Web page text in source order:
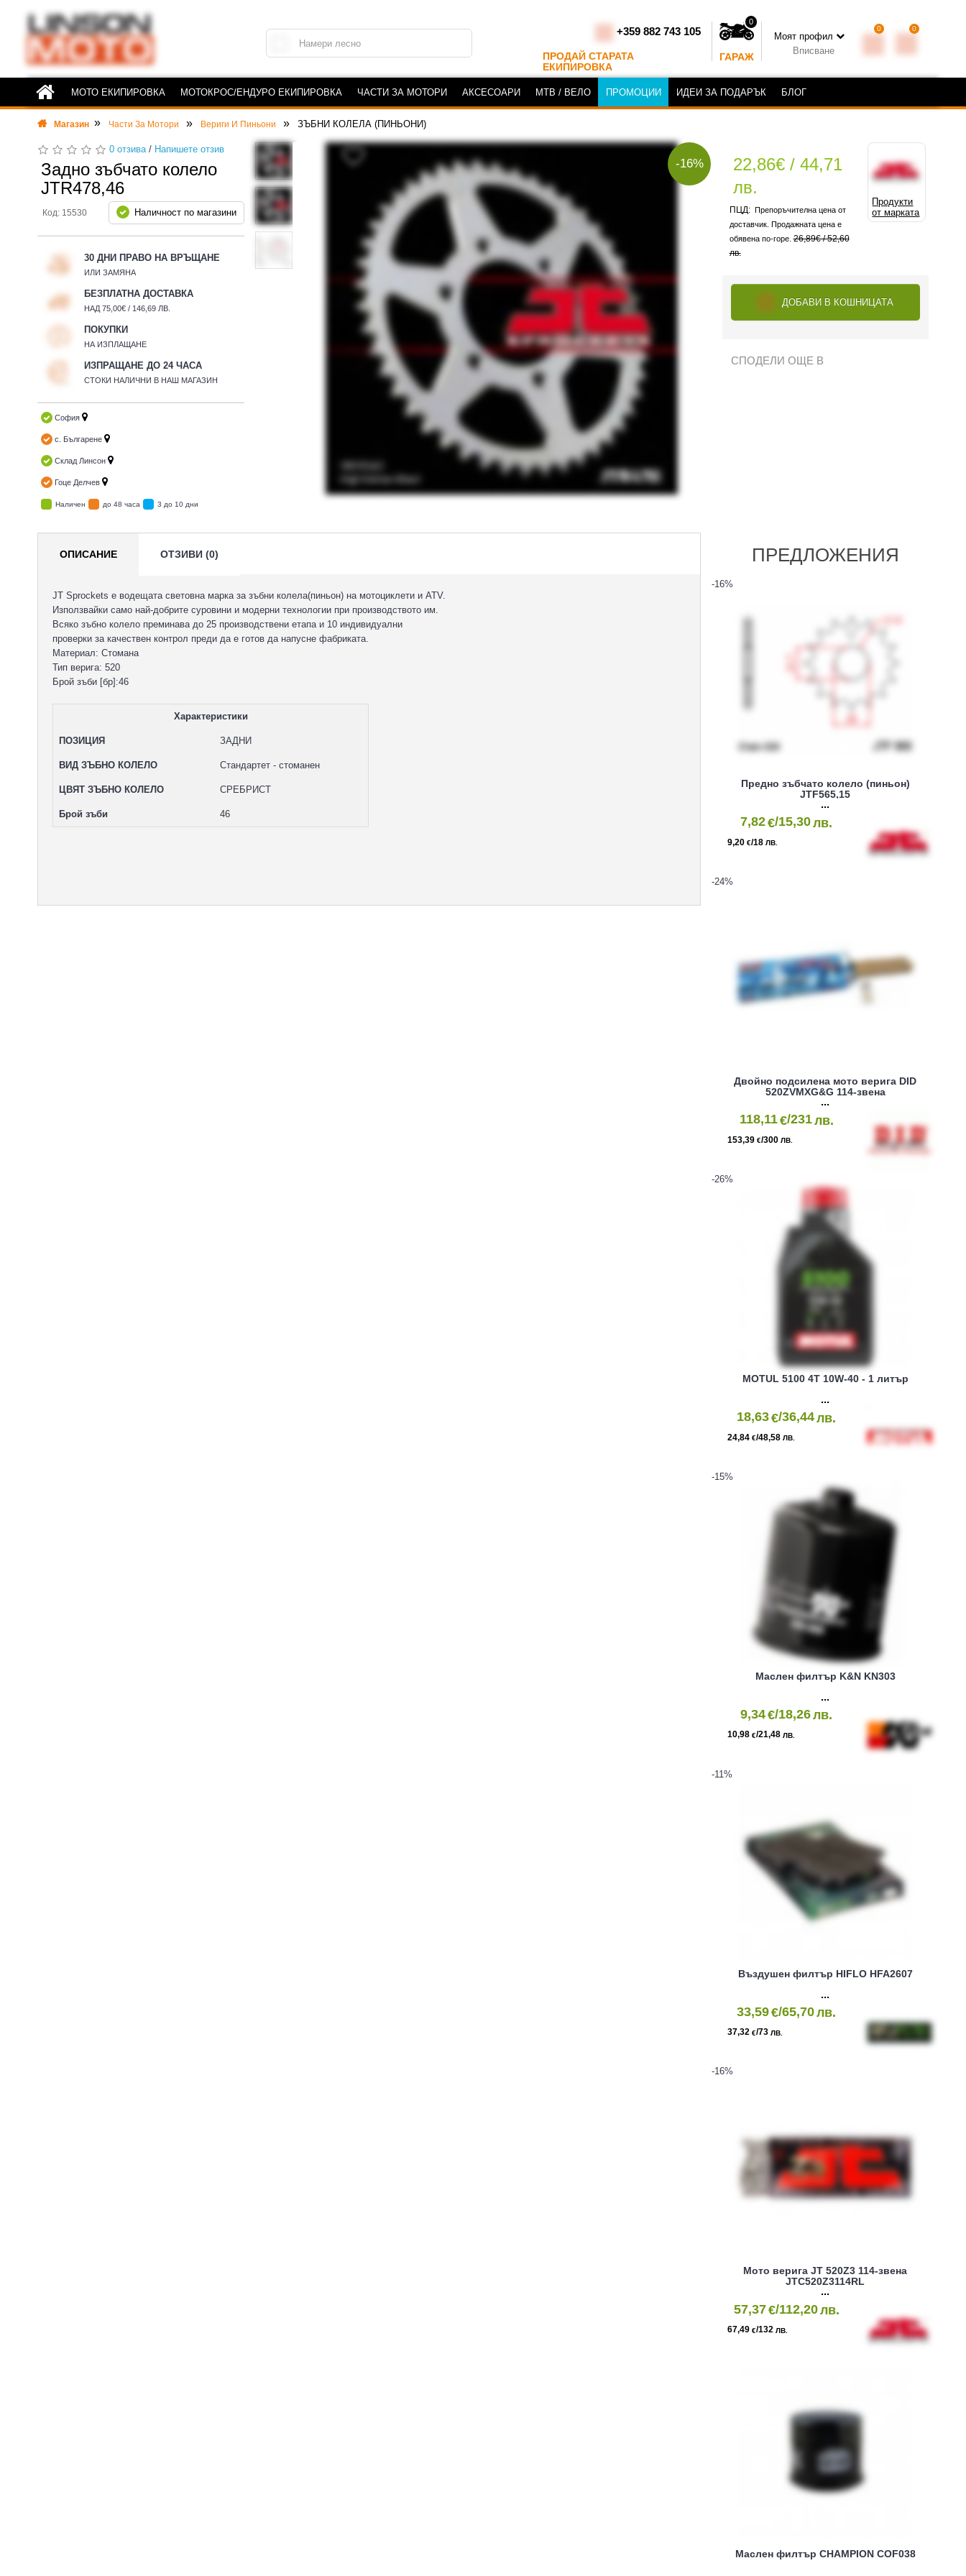
+359 882 743 105
ПРОДАЙ СТАРАТА
ЕКИПИРОВКА
0
ГАРАЖ
Моят профил
Вписване
0 0
МОТО ЕКИПИРОВКА МОТОКРОС/ЕНДУРО ЕКИПИРОВКА ЧАСТИ ЗА МОТОРИ АКСЕСОАРИ MTB / ВЕЛО ПРОМОЦИИ ИДЕИ ЗА ПОДАРЪК БЛОГ
Магазин Части За Мотори Вериги И Пиньони ЗЪБНИ КОЛЕЛА (ПИНЬОНИ)
0 отзива/ Напишете отзив
Задно зъбчато колело
JTR478,46
Код: 15530 Наличност по магазини
30 ДНИ ПРАВО НА ВРЪЩАНЕ
ИЛИ ЗАМЯНА
БЕЗПЛАТНА ДОСТАВКА
НАД 75,00€ / 146,69 ЛВ.
ПОКУПКИ
НА ИЗПЛАЩАНЕ
ИЗПРАЩАНЕ ДО 24 ЧАСА
СТОКИ НАЛИЧНИ В НАШ МАГАЗИН
София
с. Българене
Склад Линсон
Гоце Делчев
Наличен до 48 часа 3 до 10 дни
-16%
Продукти
от марката
22,86€ / 44,71
лв.
Препоръчителна цена от
доставчик. Продажната цена е
обявена по-горе. 26,89€ / 52,60
лв.
ДОБАВИ В КОШНИЦАТА
СПОДЕЛИ ОЩЕ В
ОПИСАНИЕ ОТЗИВИ (0)
JT Sprockets е водещата световна марка за зъбни колела(пиньон) на мотоциклети и ATV.
Използвайки само най-добрите суровини и модерни технологии при производството им.
Всяко зъбно колело преминава до 25 производствени етапа и 10 индивидуални
проверки за качествен контрол преди да е готов да напусне фабриката.
Материал: Стомана
Тип верига: 520
Брой зъби [бр]:46
Характеристики
ПОЗИЦИЯ ЗАДНИ
ВИД ЗЪБНО КОЛЕЛО Стандартет - стоманен
ЦВЯТ ЗЪБНО КОЛЕЛО СРЕБРИСТ
Брой зъби 46
ПРЕДЛОЖЕНИЯ
-16%
Предно зъбчато колело (пиньон)
JTF565,15
7,82€/15,30лв.
9,20 €/18 ЛВ.
-24%
Двойно подсилена мото верига DID
520ZVMXG&G 114-звена
DID520ZVMXG&G114
118,11€/231лв.
153,39 €/300 ЛВ.
-26%
MOTUL 5100 4T 10W-40 - 1 литър
18,63€/36,44лв.
24,84 €/48,58 ЛВ.
-15%
Маслен филтър K&N KN303
9,34€/18,26лв.
10,98 €/21,48 ЛВ.
-11%
Въздушен филтър HIFLO HFA2607
33,59€/65,70лв.
37,32 €/73 ЛВ.
-16%
Мото верига JT 520Z3 114-звена
JTC520Z3114RL
57,37€/112,20лв.
67,49 €/132 ЛВ.
Маслен филтър CHAMPION COF038